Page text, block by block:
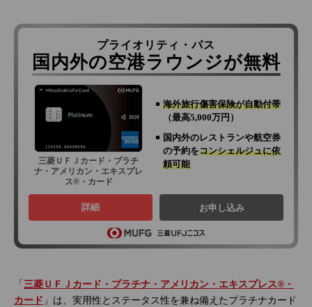
プライオリティ・パス
国内外の空港ラウンジが無料
三菱ＵＦＪカード・プラチ
ナ・アメリカン・エキスプレ
ス®・カード
海外旅行傷害保険が自動付帯
（最高5,000万円）
国内外のレストランや航空券
の予約をコンシェルジュに依
頼可能
詳細 お申し込み
「 三菱ＵＦＪカード・プラチナ・アメリカン・エキスプレス®・
カード 」は、実用性とステータス性を兼ね備えたプラチナカード